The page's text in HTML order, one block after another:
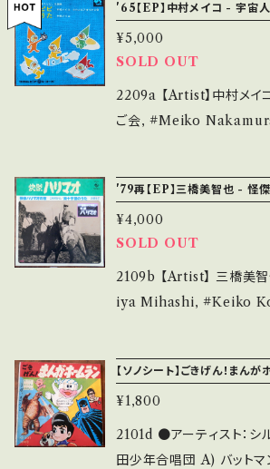
it if you understand
d. *詳しくは ■■■状態・説明 / 発送について
■■■ をご覧ください。 https://onbankutsu.
thebase.in/items/14252144 お知らせ
bout 画面にてご確認ください。 ___【
撮時代劇「猿飛佐助」主
平、編曲:大谷和夫
s://youtu.be/
W0xTsjFmn 【Condition】 Jacket/Record：
B-/A (国内盤/見本/白レーベル) *ジャケ痛み、
開封など A・綺麗・キズ等
多少痛み・キズなど見られ
く痛み多 *その他、+ - で補足しています。 *中古
という事をご理解して頂け
い致します。 Please
ください。 https://onbankutsu.thebase.in/it
ems/14252144 お知らせ等は、About 画面に
'65【EP】中村メイコ - 宇宙
¥5,000
SOLD OUT
2209a 【Artist】中村メイ
ご会, #Meiko Nakamura A) 宇宙人ピピ B)
B)作詞：小松左京、作曲
4■ https://youtu.be/
ndition】 Jacket/Record：
the state/状態説明】 S・
他、+ - で補足しています。 *中古という事をご理
解して頂ける方のご購入を
ase purchase it if you
is second hand. *詳しくは ■■■状態・説明
'79再【EP】三橋美智也 - 怪
¥4,000
SOLD OUT
2109b 【Artist】 三橋美智也
iya Mihashi, #Keiko Kondo A) 快
マオ』昭和35~6年放映
u.be/P3L20K-tXiA 【Condition】Jacket/
Record：B/B+ (国内盤/再発) *ジャケ微シミ _
【ソノシート】ごきげん！まんが
¥1,800
2101d ●アーティスト：シ
田少年合唱団 A) バットマン、ウルトラQ、スーパ